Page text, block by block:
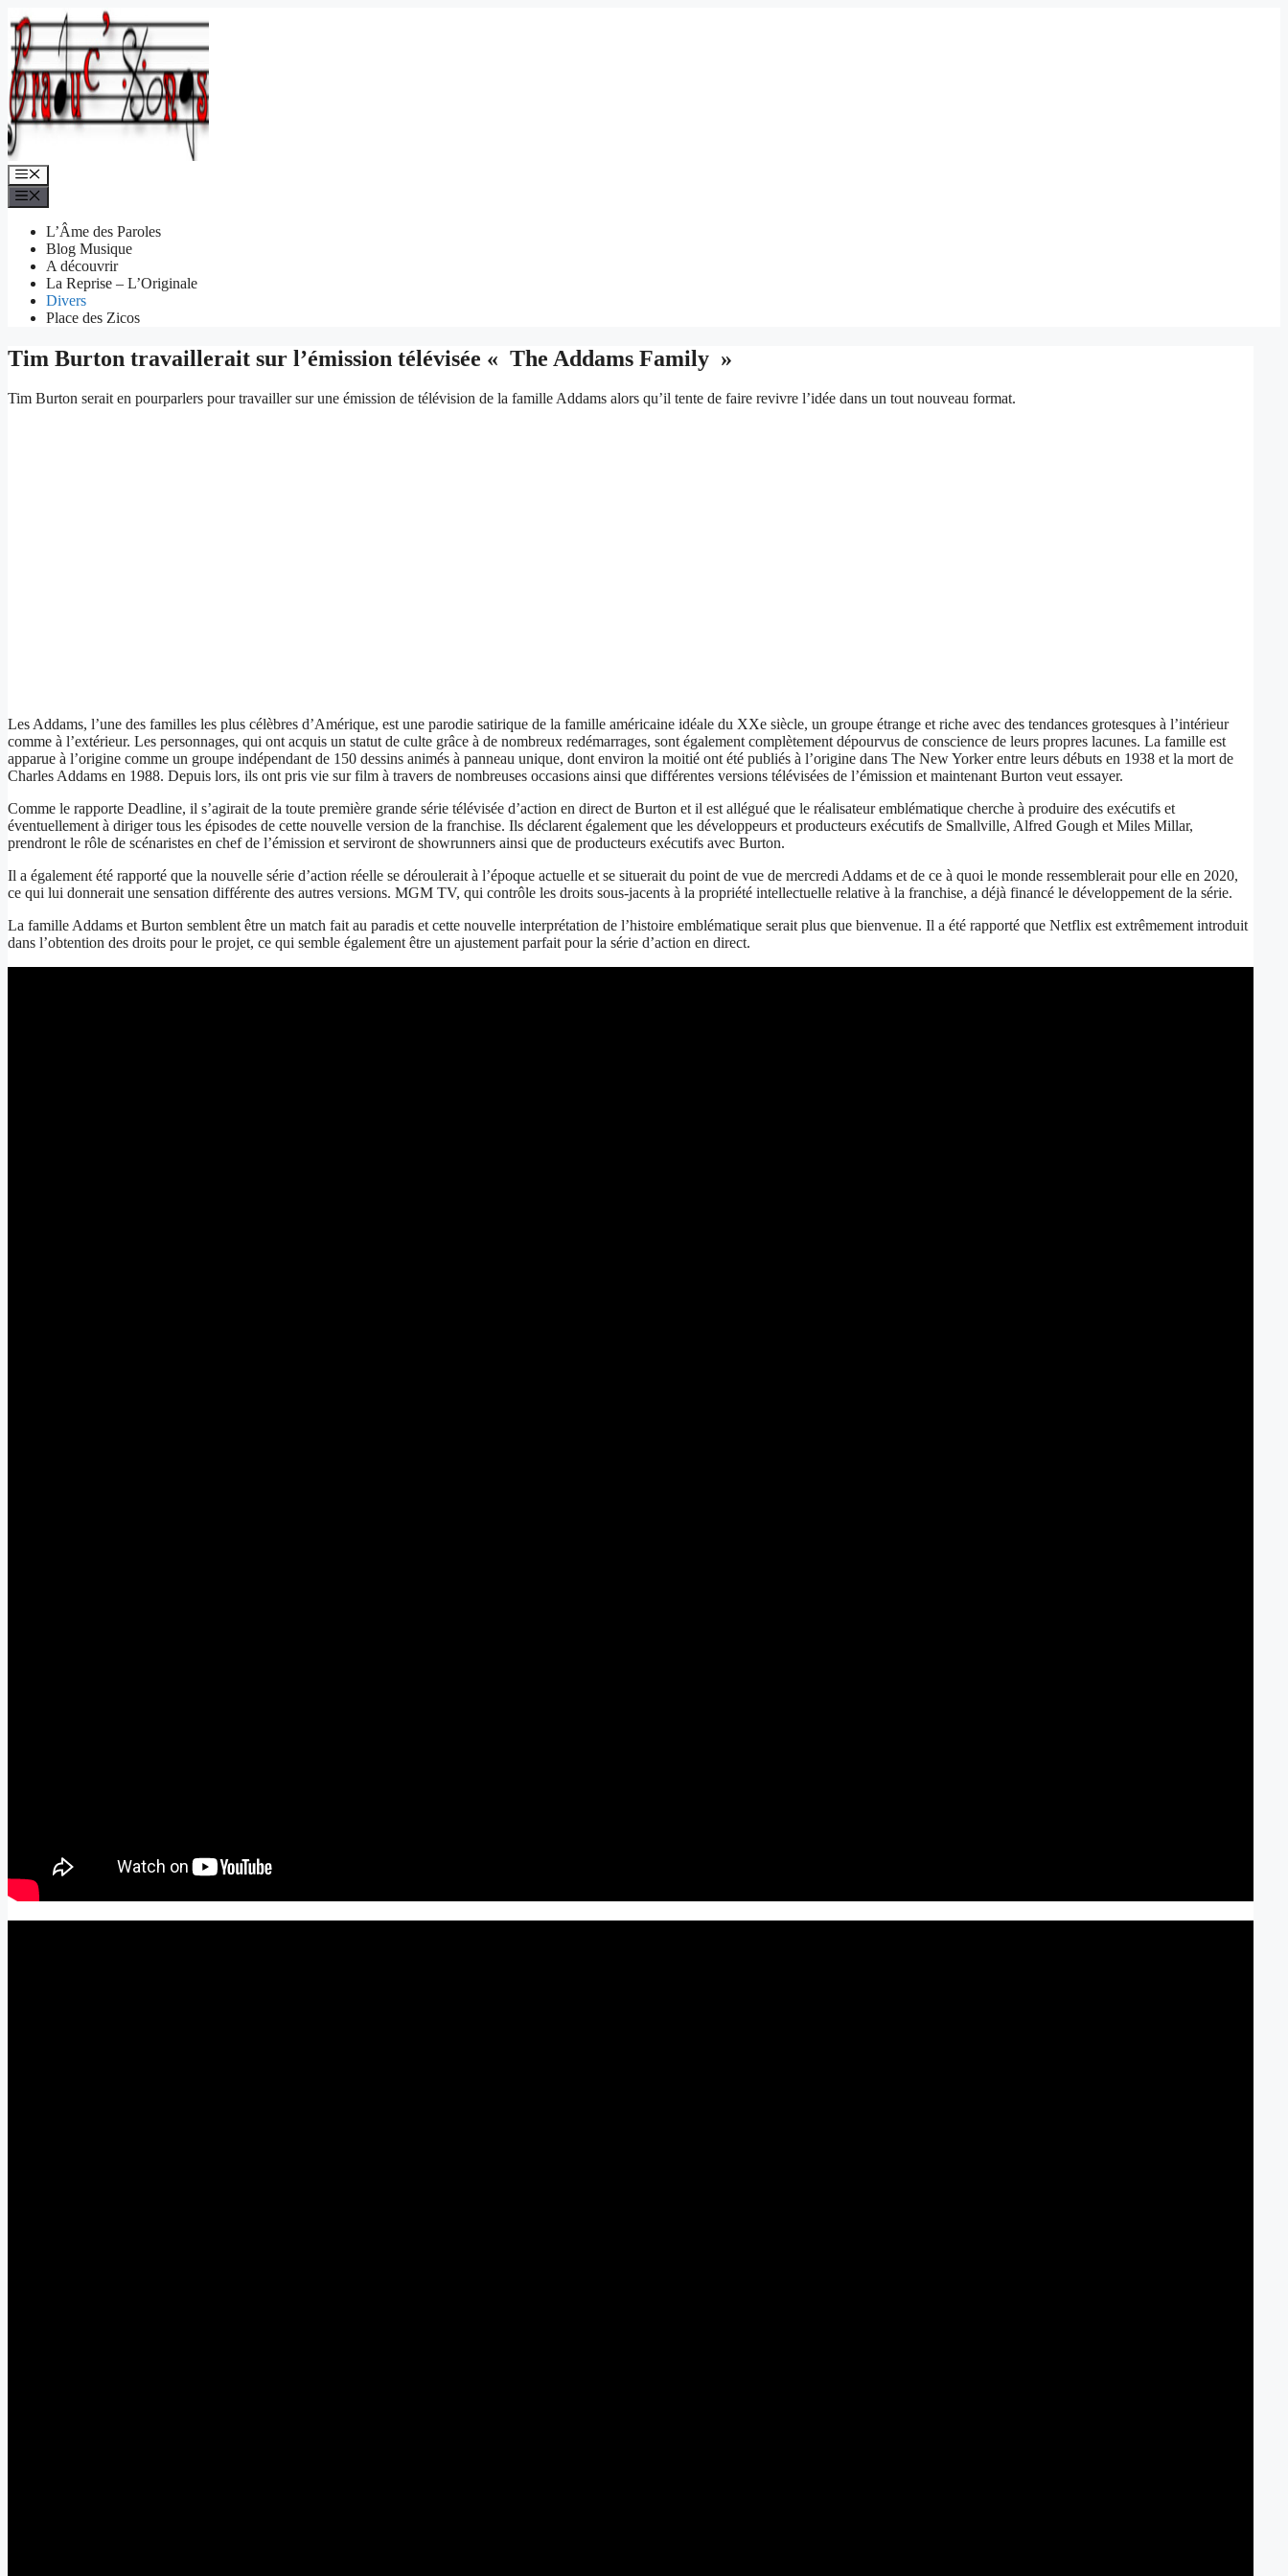
Aller
au
contenu
Menu
L’Âme des Paroles
Blog Musique
A découvrir
La Reprise – L’Originale
Divers
Place des Zicos
Tim Burton travaillerait sur l’émission télévisée « The Addams Family »
Tim Burton serait en pourparlers pour travailler sur une émission de télévision de la famille Addams alors qu’il tente de faire revivre l’idée dans un tout nouveau format.
Les Addams, l’une des familles les plus célèbres d’Amérique, est une parodie satirique de la famille américaine idéale du XXe siècle, un groupe étrange et riche avec des tendances grotesques à l’intérieur
comme à l’extérieur. Les personnages, qui ont acquis un statut de culte grâce à de nombreux redémarrages, sont également complètement dépourvus de conscience de leurs propres lacunes. La famille est
apparue à l’origine comme un groupe indépendant de 150 dessins animés à panneau unique, dont environ la moitié ont été publiés à l’origine dans The New Yorker entre leurs débuts en 1938 et la mort de
Charles Addams en 1988. Depuis lors, ils ont pris vie sur film à travers de nombreuses occasions ainsi que différentes versions télévisées de l’émission et maintenant Burton veut essayer.
Comme le rapporte Deadline, il s’agirait de la toute première grande série télévisée d’action en direct de Burton et il est allégué que le réalisateur emblématique cherche à produire des exécutifs et
éventuellement à diriger tous les épisodes de cette nouvelle version de la franchise. Ils déclarent également que les développeurs et producteurs exécutifs de Smallville, Alfred Gough et Miles Millar,
prendront le rôle de scénaristes en chef de l’émission et serviront de showrunners ainsi que de producteurs exécutifs avec Burton.
Il a également été rapporté que la nouvelle série d’action réelle se déroulerait à l’époque actuelle et se situerait du point de vue de mercredi Addams et de ce à quoi le monde ressemblerait pour elle en 2020,
ce qui lui donnerait une sensation différente des autres versions. MGM TV, qui contrôle les droits sous-jacents à la propriété intellectuelle relative à la franchise, a déjà financé le développement de la série.
La famille Addams et Burton semblent être un match fait au paradis et cette nouvelle interprétation de l’histoire emblématique serait plus que bienvenue. Il a été rapporté que Netflix est extrêmement introduit
dans l’obtention des droits pour le projet, ce qui semble également être un ajustement parfait pour la série d’action en direct.